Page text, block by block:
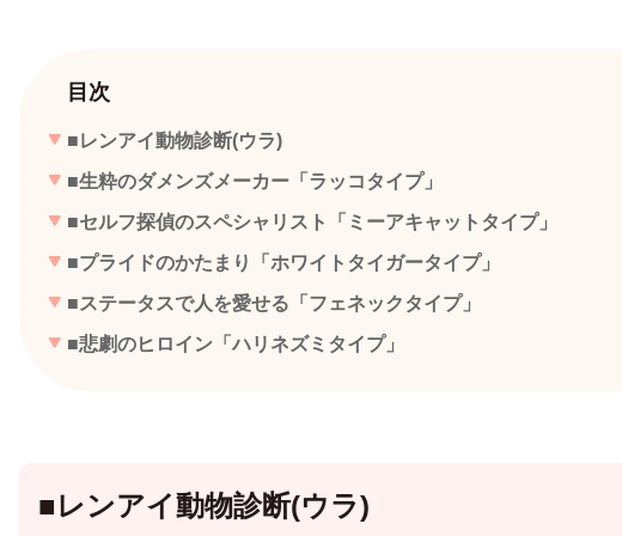
目次
■レンアイ動物診断(ウラ)
■生粋のダメンズメーカー「ラッコタイプ」
■セルフ探偵のスペシャリスト「ミーアキャットタイプ」
■プライドのかたまり「ホワイトタイガータイプ」
■ステータスで人を愛せる「フェネックタイプ」
■悲劇のヒロイン「ハリネズミタイプ」
■レンアイ動物診断(ウラ)